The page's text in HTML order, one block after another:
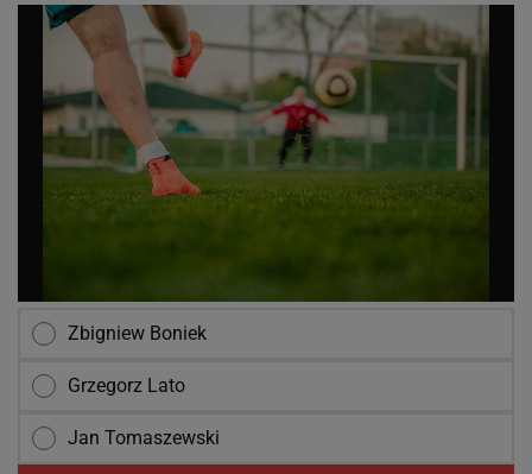
Zbigniew Boniek
Grzegorz Lato
Jan Tomaszewski